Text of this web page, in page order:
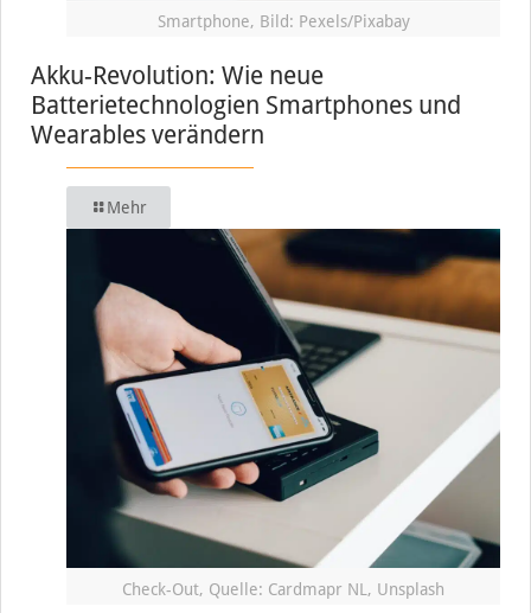
Smartphone, Bild: Pexels/Pixabay
Akku-Revolution: Wie neue
Batterietechnologien Smartphones und
Wearables verändern
Mehr
Check-Out, Quelle: Cardmapr NL, Unsplash